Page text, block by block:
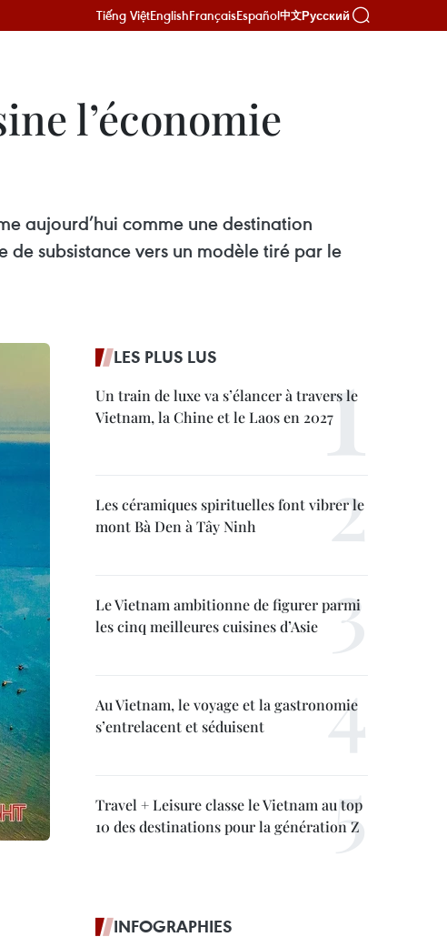
Tiếng ViệtEnglishFrançaisEspañol中文Русский
l’économie
aujourd’hui comme une destination
subsistance vers un modèle tiré par le
LES PLUS LUS
Un train de luxe va s’élancer à travers le
Vietnam, la Chine et le Laos en 2027
Les céramiques spirituelles font vibrer le
mont Bà Den à Tây Ninh
Le Vietnam ambitionne de figurer parmi
les cinq meilleures cuisines d’Asie
Au Vietnam, le voyage et la gastronomie
s’entrelacent et séduisent
Travel + Leisure classe le Vietnam au top
10 des destinations pour la génération Z
INFOGRAPHIES